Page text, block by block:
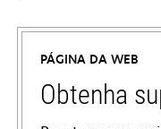
PÁGINA DA WEB
Obtenha